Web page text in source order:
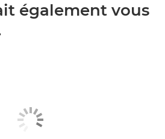
également vous